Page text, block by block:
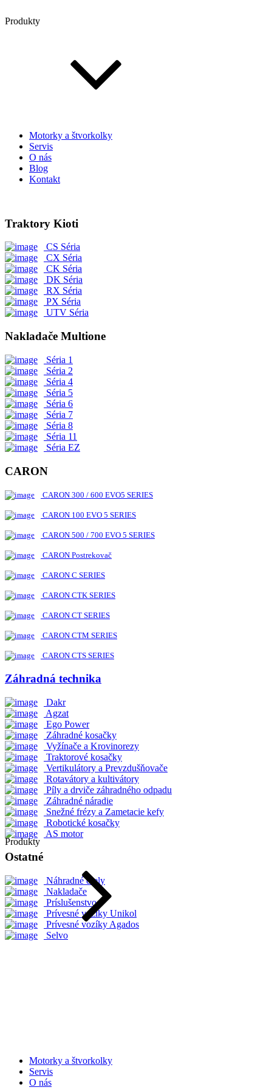
Produkty
Motorky a štvorkolky
Servis
O nás
Blog
Kontakt
Traktory Kioti
CS Séria
CX Séria
CK Séria
DK Séria
RX Séria
PX Séria
UTV Séria
Nakladače Multione
Séria 1
Séria 2
Séria 4
Séria 5
Séria 6
Séria 7
Séria 8
Séria 11
Séria EZ
CARON
CARON 300 / 600 EVO5 SERIES
CARON 100 EVO 5 SERIES
CARON 500 / 700 EVO 5 SERIES
CARON Postrekovač
CARON C SERIES
CARON CTK SERIES
CARON CT SERIES
CARON CTM SERIES
CARON CTS SERIES
Záhradná technika
Dakr
Agzat
Ego Power
Záhradné kosačky
Vyžínače a Krovinorezy
Traktorové kosačky
Vertikulátory a Prevzdušňovače
Rotavátory a kultivátory
Píly a drviče záhradného odpadu
Záhradné náradie
Snežné frézy a Zametacie kefy
Robotické kosačky
AS motor
Ostatné
Náhradné diely
Nakladače
Príslušenstvo
Prívesné vozíky Unikol
Prívesné vozíky Agados
Selvo
Produkty
Motorky a štvorkolky
Servis
O nás